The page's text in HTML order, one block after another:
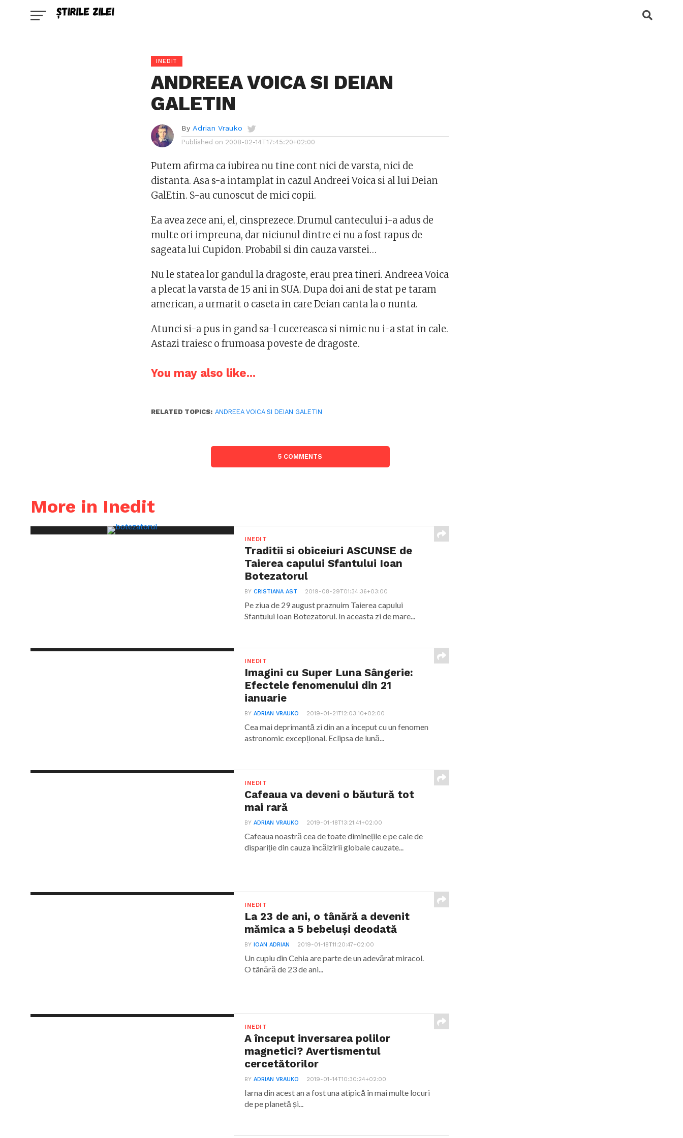
INEDIT
ANDREEA VOICA SI DEIAN
GALETIN
By Adrian Vrauko
Published on 2008-02-14T17:45:20+02:00
Putem afirma ca iubirea nu tine cont nici de varsta, nici de
distanta. Asa s-a intamplat in cazul Andreei Voica si al lui Deian
GalEtin. S-au cunoscut de mici copii.
Ea avea zece ani, el, cinsprezece. Drumul cantecului i-a adus de
multe ori impreuna, dar niciunul dintre ei nu a fost rapus de
sageata lui Cupidon. Probabil si din cauza varstei…
Nu le statea lor gandul la dragoste, erau prea tineri. Andreea Voica
a plecat la varsta de 15 ani in SUA. Dupa doi ani de stat pe taram
american, a urmarit o caseta in care Deian canta la o nunta.
Atunci si-a pus in gand sa-l cucereasca si nimic nu i-a stat in cale.
Astazi traiesc o frumoasa poveste de dragoste.
You may also like...
RELATED TOPICS: ANDREEA VOICA SI DEIAN GALETIN
5 COMMENTS
More in Inedit
INEDIT
Traditii si obiceiuri ASCUNSE de
Taierea capului Sfantului Ioan
Botezatorul
BYCRISTIANA AST 2019-08-29T01:34:36+03:00
Pe ziua de 29 august praznuim Taierea capului
Sfantului Ioan Botezatorul. In aceasta zi de mare...
INEDIT
Imagini cu Super Luna Sângerie:
Efectele fenomenului din 21
ianuarie
BYADRIAN VRAUKO 2019-01-21T12:03:10+02:00
Cea mai deprimantă zi din an a început cu un fenomen
astronomic excepțional. Eclipsa de lună...
INEDIT
Cafeaua va deveni o băutură tot
mai rară
BYADRIAN VRAUKO 2019-01-18T13:21:41+02:00
Cafeaua noastră cea de toate diminețile e pe cale de
dispariție din cauza încălzirii globale cauzate...
INEDIT
La 23 de ani, o tânără a devenit
mămica a 5 bebeluși deodată
BYIOAN ADRIAN 2019-01-18T11:20:47+02:00
Un cuplu din Cehia are parte de un adevărat miracol.
O tânără de 23 de ani...
INEDIT
A început inversarea polilor
magnetici? Avertismentul
cercetătorilor
BYADRIAN VRAUKO 2019-01-14T10:30:24+02:00
Iarna din acest an a fost una atipică în mai multe locuri
de pe planetă și...